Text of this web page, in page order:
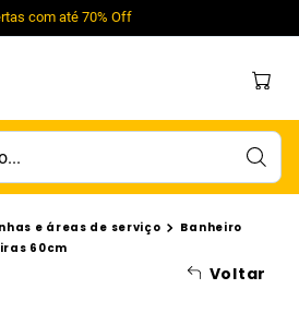
com até 70% Off
Voltar
e áreas de serviço
Banheiro
60cm